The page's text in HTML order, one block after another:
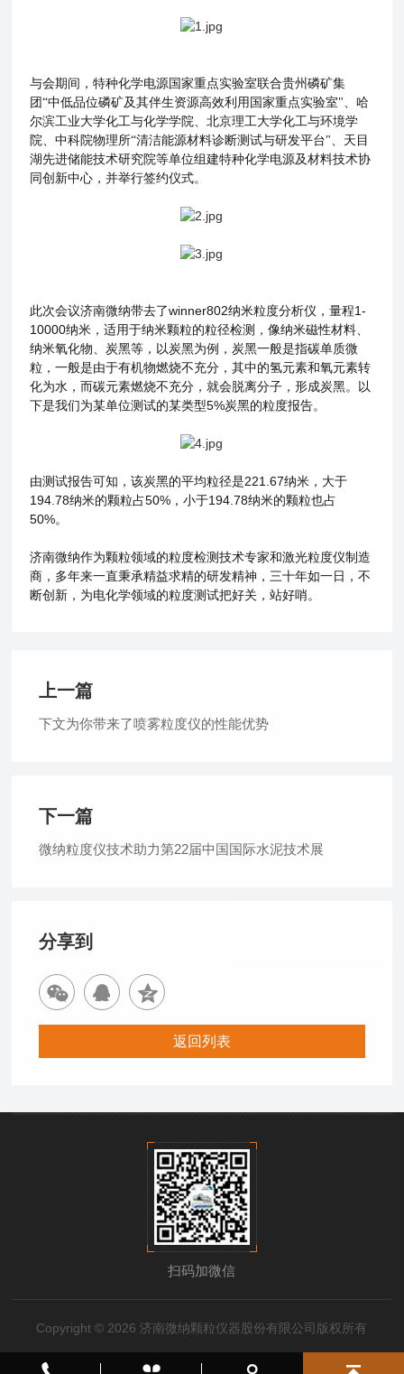
与会期间，特种化学电源国家重点实验室联合贵州磷矿集
团“中低品位磷矿及其伴生资源高效利用国家重点实验室"、哈
尔滨工业大学化工与化学学院、北京理工大学化工与环境学
院、中科院物理所“清洁能源材料诊断测试与研发平台"、天目
湖先进储能技术研究院等单位组建特种化学电源及材料技术协
同创新中心，并举行签约仪式。
此次会议济南微纳带去了winner802纳米粒度分析仪，量程1-
10000纳米，适用于纳米颗粒的粒径检测，像纳米磁性材料、
纳米氧化物、炭黑等，以炭黑为例，炭黑一般是指碳单质微
粒，一般是由于有机物燃烧不充分，其中的氢元素和氧元素转
化为水，而碳元素燃烧不充分，就会脱离分子，形成炭黑。以
下是我们为某单位测试的某类型5%炭黑的粒度报告。
由测试报告可知，该炭黑的平均粒径是221.67纳米，大于
194.78纳米的颗粒占50% ，小于194.78纳米的颗粒也占
50%。
济南微纳作为颗粒领域的粒度检测技术专家和激光粒度仪制造
商，多年来一直秉承精益求精的研发精神，三十年如一日，不
断创新，为电化学领域的粒度测试把好关，站好哨。
上一篇
下文为你带来了喷雾粒度仪的性能优势
下一篇
微纳粒度仪技术助力第22届中国国际水泥技术展
分享到
返回列表
扫码加微信
Copyright © 2026 济南微纳颗粒仪器股份有限公司版权所有